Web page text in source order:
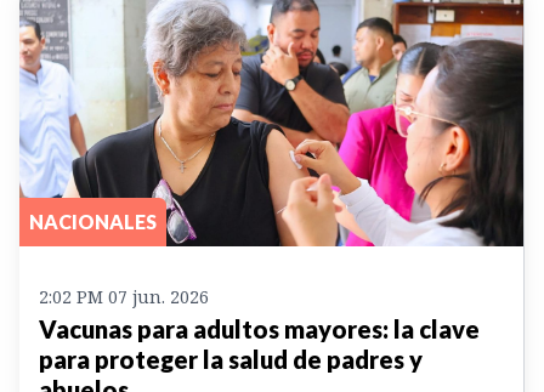
NACIONALES
2:02 PM 07 jun. 2026
Vacunas para adultos mayores: la clave
para proteger la salud de padres y